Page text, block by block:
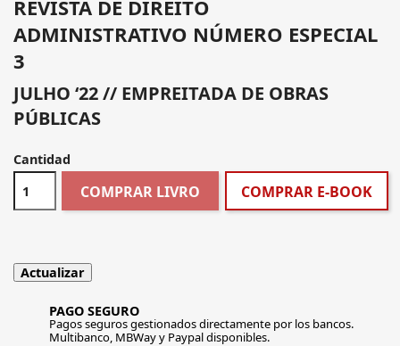
REVISTA DE DIREITO
ADMINISTRATIVO NÚMERO ESPECIAL
3
JULHO ‘22 // EMPREITADA DE OBRAS
PÚBLICAS
Cantidad
COMPRAR LIVRO COMPRAR E-BOOK
PAGO SEGURO
Pagos seguros gestionados directamente por los bancos.
Multibanco, MBWay y Paypal disponibles.